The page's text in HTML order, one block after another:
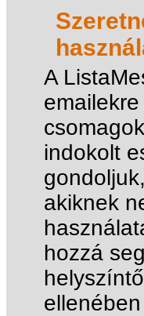
A
indokolt
akiknek
hozzá